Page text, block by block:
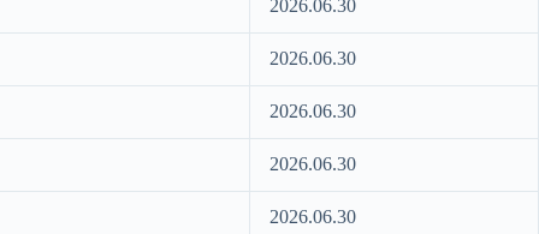
2026.06.30
2026.06.30
2026.06.30
2026.06.30
2026.06.30